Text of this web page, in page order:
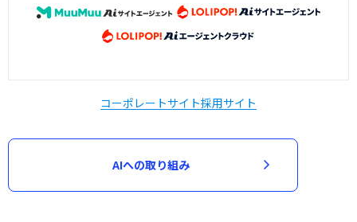
コーポレートサイト採用サイト
AIへの取り組み